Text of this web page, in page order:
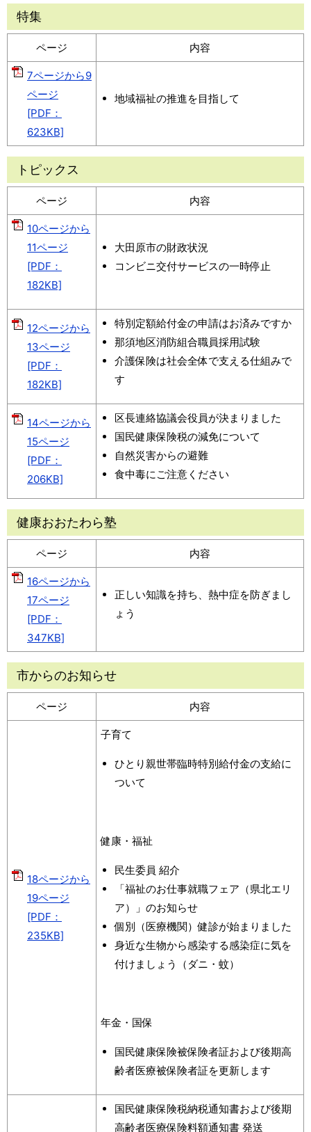
特集
ページ 内容
7ページから9
ページ
[PDF：
623KB]
地域福祉の推進を目指して
トピックス
ページ 内容
10ページから
11ページ
[PDF：
182KB]
大田原市の財政状況
コンビニ交付サービスの一時停止
12ページから
13ページ
[PDF：
182KB]
特別定額給付金の申請はお済みですか
那須地区消防組合職員採用試験
介護保険は社会全体で支える仕組みで
す
14ページから
15ページ
[PDF：
206KB]
区長連絡協議会役員が決まりました
国民健康保険税の減免について
自然災害からの避難
食中毒にご注意ください
健康おおたわら塾
ページ 内容
16ページから
17ページ
[PDF：
347KB]
正しい知識を持ち、熱中症を防ぎまし
ょう
市からのお知らせ
ページ 内容
18ページから
19ページ
[PDF：
235KB]
子育て
ひとり親世帯臨時特別給付金の支給に
ついて
健康・福祉
民生委員 紹介
「福祉のお仕事就職フェア（県北エリ
ア）」のお知らせ
個別（医療機関）健診が始まりました
身近な生物から感染する感染症に気を
付けましょう（ダニ・蚊）
年金・国保
国民健康保険被保険者証および後期高
齢者医療被保険者証を更新します
国民健康保険税納税通知書および後期
高齢者医療保険料額通知書 発送